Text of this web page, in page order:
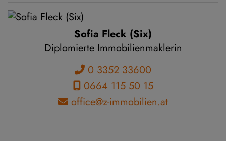
Sofia Fleck (Six)
Diplomierte Immobilienmaklerin
0 3352 33600
0664 115 50 15
office@z-immobilien.at